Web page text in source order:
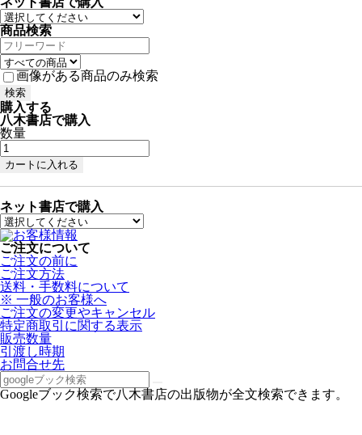
商品検索
画像がある商品のみ検索
購入する
八木書店で購入
数量
ネット書店で購入
ご注文について
ご注文の前に
ご注文方法
送料・手数料について
※ 一般のお客様へ
ご注文の変更やキャンセル
特定商取引に関する表示
販売数量
引渡し時期
お問合せ先
Googleブック検索で八木書店の出版物が全文検索できます。